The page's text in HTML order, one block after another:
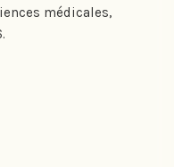
médicales,